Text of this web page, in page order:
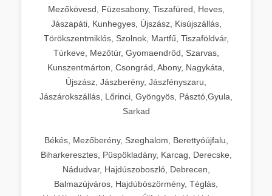
Mezőkövesd, Füzesabony, Tiszafüred, Heves,
Jászapáti, Kunhegyes, Újszász, Kisújszállás,
Törökszentmiklós, Szolnok, Martfű, Tiszaföldvár,
Túrkeve, Mezőtúr, Gyomaendrőd, Szarvas,
Kunszentmárton, Csongrád, Abony, Nagykáta,
Újszász, Jászberény, Jászfényszaru,
Jászárokszállás, Lőrinci, Gyöngyös, Pásztó,Gyula,
Sarkad
Békés, Mezőberény, Szeghalom, Berettyóújfalu,
Biharkeresztes, Püspökladány, Karcag, Derecske,
Nádudvar, Hajdúszoboszló, Debrecen,
Balmazújváros, Hajdúböszörmény, Téglás,